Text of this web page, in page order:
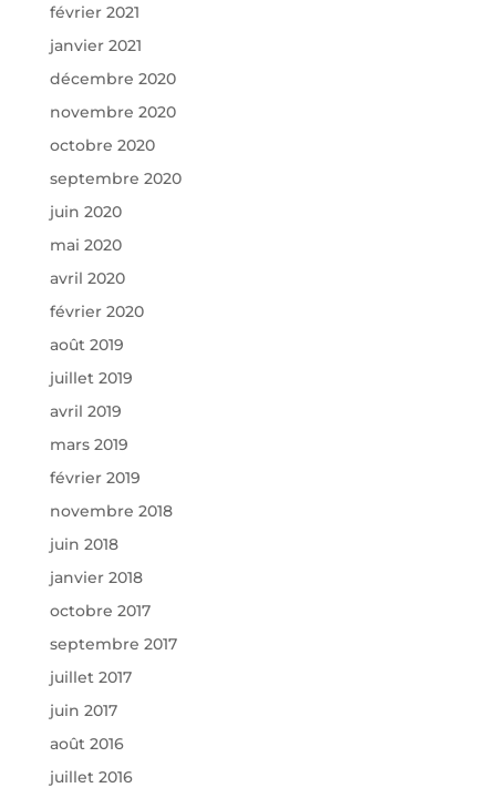
février 2021
janvier 2021
décembre 2020
novembre 2020
octobre 2020
septembre 2020
juin 2020
mai 2020
avril 2020
février 2020
août 2019
juillet 2019
avril 2019
mars 2019
février 2019
novembre 2018
juin 2018
janvier 2018
octobre 2017
septembre 2017
juillet 2017
juin 2017
août 2016
juillet 2016